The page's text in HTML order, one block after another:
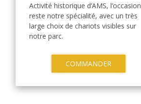
Activité historique d’AMS, l’occasion
reste notre spécialité, avec un très
large choix de chariots visibles sur
notre parc.
COMMANDER